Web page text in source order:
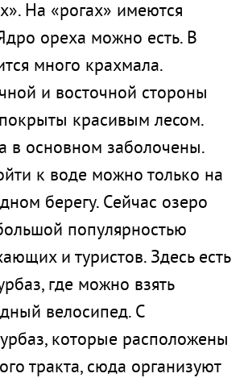
На «рогах» имеются
ореха можно есть. В
много крахмала.
и восточной стороны
красивым лесом.
в основном заболочены.
к воде можно только на
берегу. Сейчас озеро
популярностью
и туристов. Здесь есть
где можно взять
велосипед. С
которые расположены
тракта, сюда организуют